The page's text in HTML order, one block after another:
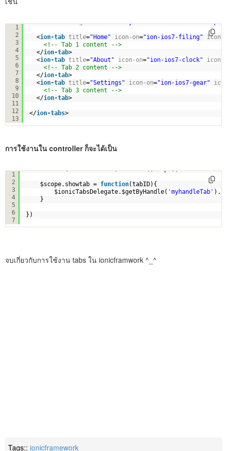
1
2
3
4
5
6
7
8
9
10
11
12
13
<ion-tabs delegate-handle="myhandleTab" class="tabs-
<ion-tab title="Home" icon-on="ion-ios7-filing"
icon-
<!-- Tab 1 content -->
</ion-tab>
<ion-tab title="About" icon-on="ion-ios7-clock"
icon-
<!-- Tab 2 content -->
</ion-tab>
<ion-tab title="Settings" icon-on="ion-ios7-gear"
<!-- Tab 3 content -->
</ion-tab>
</ion-tabs>
การใช้งานใน controller ก็จะได้เป็น
1
2
3
4
5
6
7
.controller("welcomeCtrl",function
$scope.showtab = function(tabID){
$ionicTabsDelegate.$getByHandle( 'myhandleTab'
}
})
จบเกี่ยวกับการใช้งาน tabs ใน ionicframwork ^_^
Tags::ionicframework